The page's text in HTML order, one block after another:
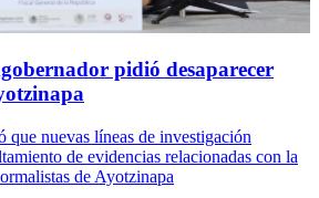
pidió desaparecer
nuevas líneas de investigación
de evidencias relacionadas con la
de Ayotzinapa